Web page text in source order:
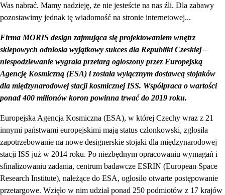
Was nabrać. Mamy nadzieję, że nie jesteście na nas źli. Dla zabawy
pozostawimy jednak tę wiadomość na stronie internetowej...
Firma MORIS design zajmująca się projektowaniem wnętrz
sklepowych odniosła wyjątkowy sukces dla Republiki Czeskiej –
niespodziewanie wygrała przetarg ogłoszony przez Europejską
Agencję Kosmiczną (ESA) i została wyłącznym dostawcą stojaków
dla międzynarodowej stacji kosmicznej ISS. Współpraca o wartości
ponad 400 milionów koron powinna trwać do 2019 roku.
Europejska Agencja Kosmiczna (ESA), w której Czechy wraz z 21
innymi państwami europejskimi mają status członkowski, zgłosiła
zapotrzebowanie na nowe designerskie stojaki dla międzynarodowej
stacji ISS już w 2014 roku. Po niezbędnym opracowaniu wymagań i
sfinalizowaniu zadania, centrum badawcze ESRIN (European Space
Research Institute), należące do ESA, ogłosiło otwarte postępowanie
przetargowe. Wzięło w nim udział ponad 250 podmiotów z 17 krajów